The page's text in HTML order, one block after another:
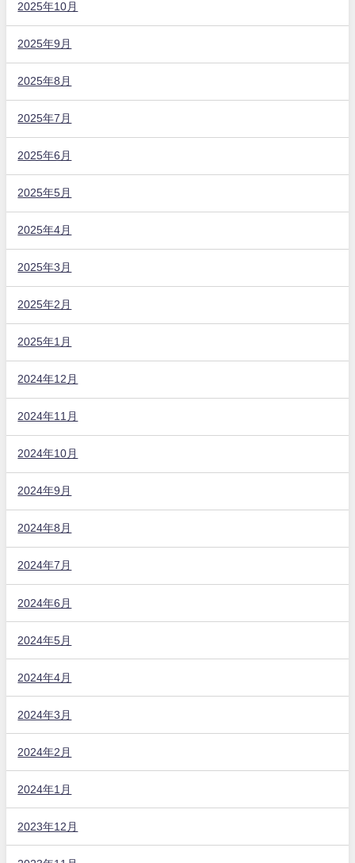
2025年10月
2025年9月
2025年8月
2025年7月
2025年6月
2025年5月
2025年4月
2025年3月
2025年2月
2025年1月
2024年12月
2024年11月
2024年10月
2024年9月
2024年8月
2024年7月
2024年6月
2024年5月
2024年4月
2024年3月
2024年2月
2024年1月
2023年12月